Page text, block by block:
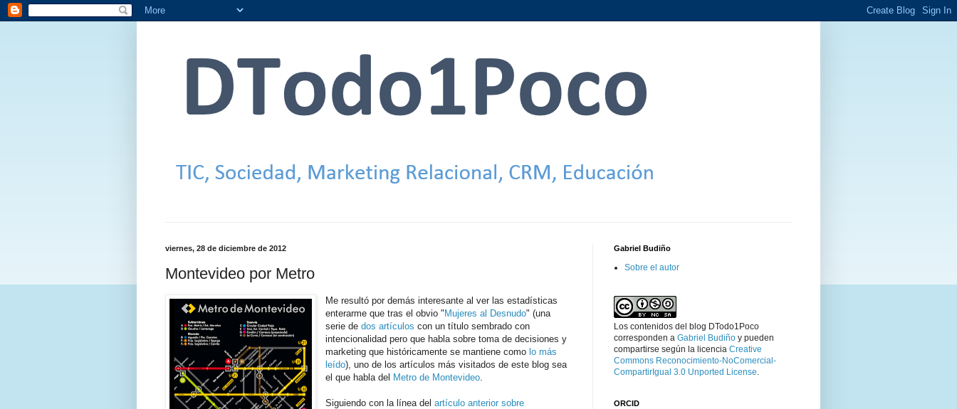
viernes, 28 de diciembre de 2012
Montevideo por Metro
Me resultó por demás interesante al ver las estadísticas
enterarme que tras el obvio "Mujeres al Desnudo" (una
serie dedos artículos con un título sembrado con
intencionalidad pero que habla sobre toma de decisiones y
marketing que históricamente se mantiene comolo más
leído), uno de los artículos más visitados de este blog sea
el que habla del Metro de Montevideo
Siguiendo con la línea delartículo anterior sobre
Gabriel Budiño
Sobre el autor
Los contenidos del blog DTodo1Poco
corresponden a Gabriel Budiño y pueden
compartirse según la licencia Creative
Commons Reconocimiento-NoComercial-
CompartirIgual 3.0 Unported License.
ORCID